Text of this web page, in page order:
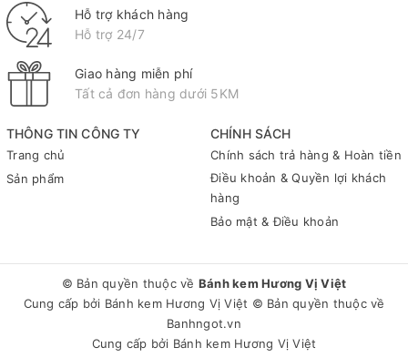
THÔNG TIN CÔNG TY
Trang chủ
Sản phẩm
CHÍNH SÁCH
Chính sách trả hàng & Hoàn tiền
Điều khoản & Quyền lợi khách
hàng
Bảo mật & Điều khoản
Hỗ trợ khách hàng
Hỗ trợ 24/7
Giao hàng miễn phí
Tất cả đơn hàng dưới 5KM
© Bản quyền thuộc về Bánh kem Hương Vị Việt
Cung cấp bởi Bánh kem Hương Vị Việt © Bản quyền thuộc về
Banhngot.vn
Cung cấp bởi Bánh kem Hương Vị Việt